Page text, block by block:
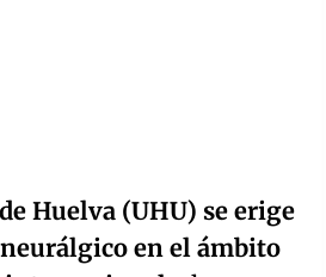
Huelva (UHU) se erige
en el ámbito